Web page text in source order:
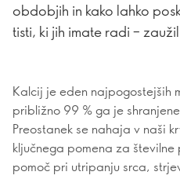
obdobjih in kako lahko
tisti, ki jih imate radi –
Kalcij je eden najpogostejših
približno 99 % ga je
Preostanek se nahaja v naši
ključnega pomena za
pomoč pri utripanju srca,